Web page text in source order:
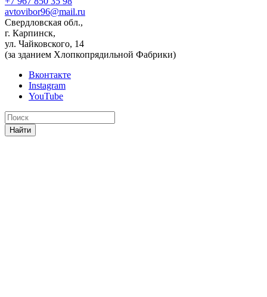
avtovibor96@mail.ru
Свердловская обл.,
г. Карпинск,
ул. Чайковского, 14
(за зданием Хлопкопрядильной Фабрики)
Вконтакте
Instagram
YouTube
Найти